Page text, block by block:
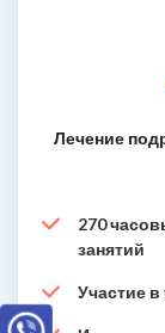
Лечение
270
занятий
Участие в